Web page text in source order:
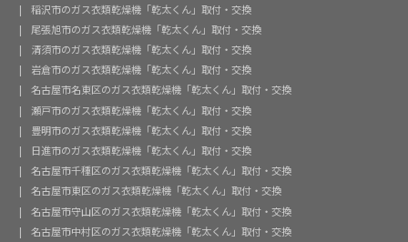
稲沢市のガス衣類乾燥機「乾太くん」取付・交換
尾張旭市のガス衣類乾燥機「乾太くん」取付・交換
清須市のガス衣類乾燥機「乾太くん」取付・交換
岩倉市のガス衣類乾燥機「乾太くん」取付・交換
名古屋市名東区のガス衣類乾燥機「乾太くん」取付・交換
瀬戸市のガス衣類乾燥機「乾太くん」取付・交換
豊明市のガス衣類乾燥機「乾太くん」取付・交換
日進市のガス衣類乾燥機「乾太くん」取付・交換
名古屋市千種区のガス衣類乾燥機「乾太くん」取付・交換
名古屋市東区のガス衣類乾燥機「乾太くん」取付・交換
名古屋市守山区のガス衣類乾燥機「乾太くん」取付・交換
名古屋市中村区のガス衣類乾燥機「乾太くん」取付・交換